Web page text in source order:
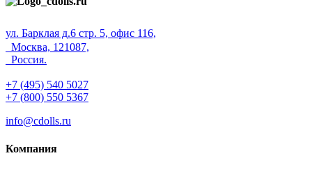
ул. Барклая д.6 стр. 5, офис 116,
Москва, 121087,
Россия.
+7 (495) 540 5027
+7 (800) 550 5367
info@cdolls.ru
Компания